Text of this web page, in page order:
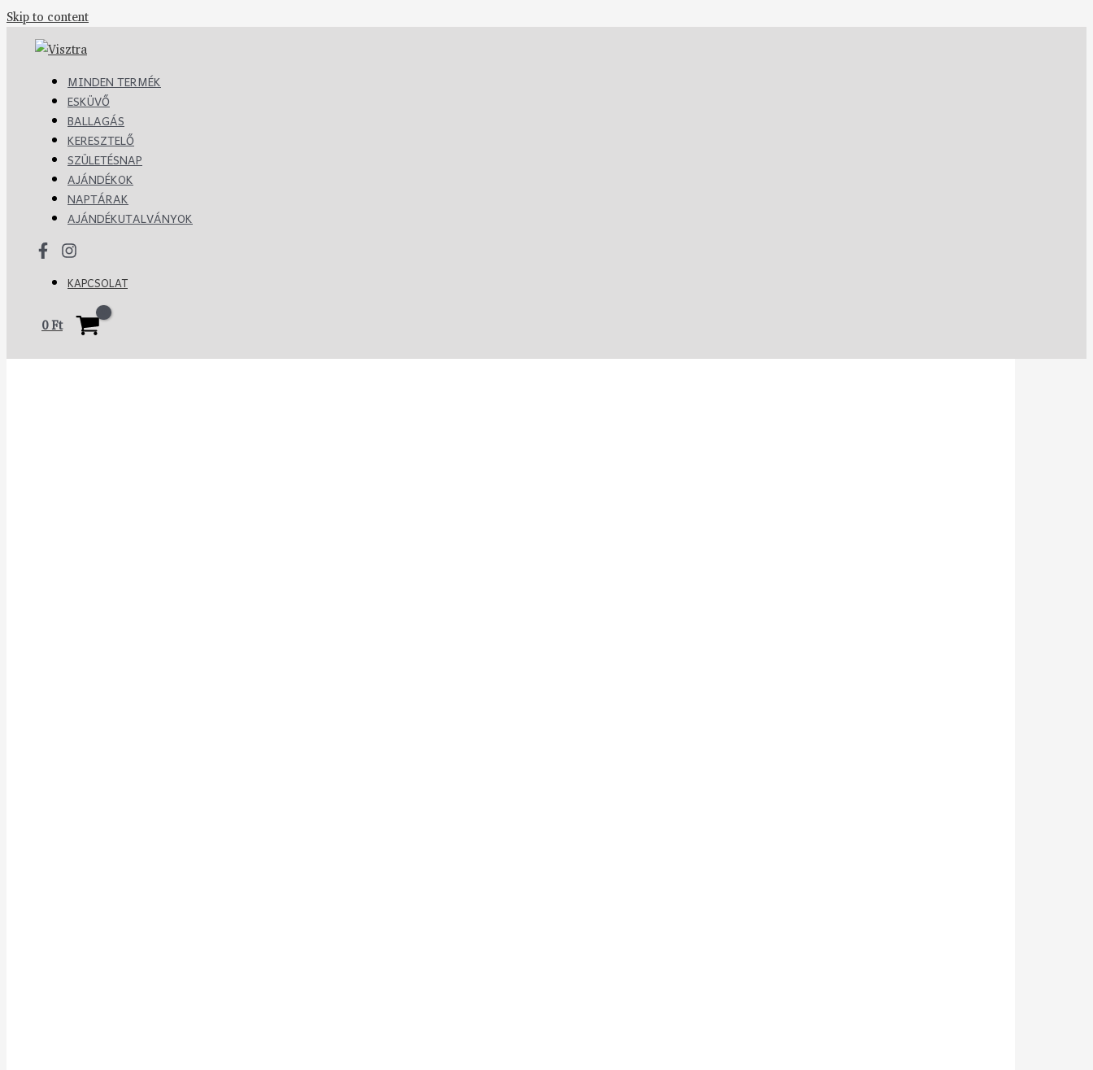
Skip to content
MINDEN TERMÉK
ESKÜVŐ
BALLAGÁS
KERESZTELŐ
SZÜLETÉSNAP
AJÁNDÉKOK
NAPTÁRAK
AJÁNDÉKUTALVÁNYOK
KAPCSOLAT
0Ft